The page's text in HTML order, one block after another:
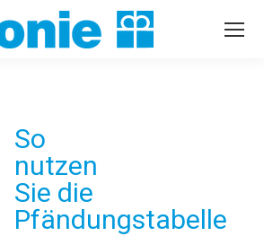
So
nutzen
Sie die
Pfändungstabelle